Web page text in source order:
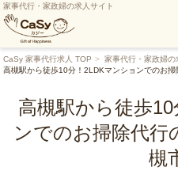
家事代行・家政婦の求人サイト
CaSy 家事代行求人 TOP 家事代行・家政婦の
高槻駅から徒歩10分！2LDKマンションでのお掃
高槻駅から徒歩
ンでのお掃除代行
槻